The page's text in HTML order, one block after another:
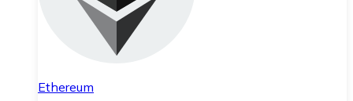
Ethereum